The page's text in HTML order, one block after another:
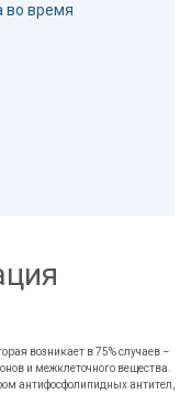
во время
возникает в 75% случаев –
и межклеточного вещества.
антифосфолипидных антител,